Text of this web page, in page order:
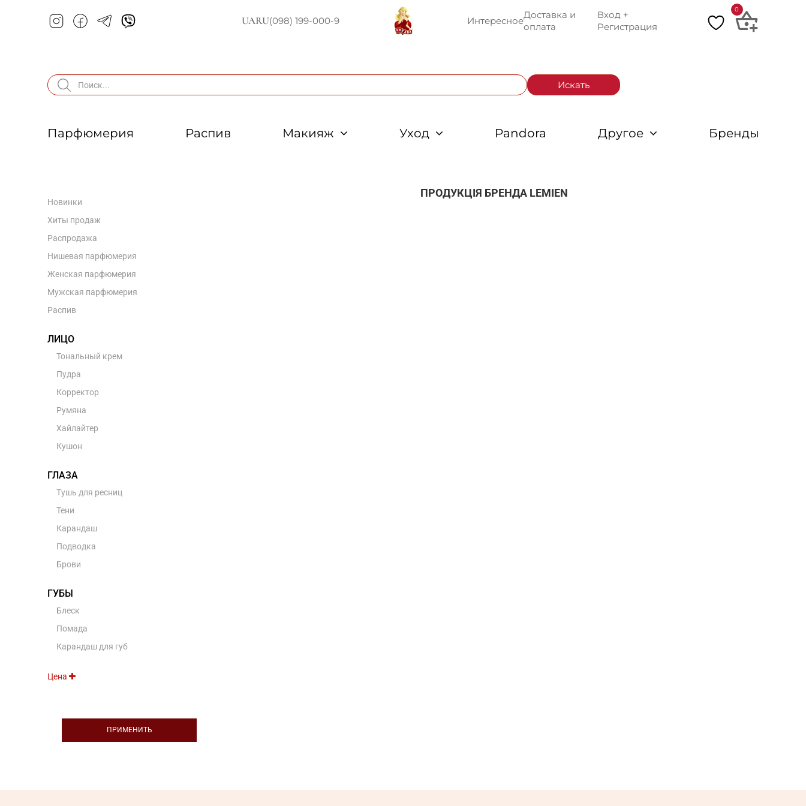
UARU(098) 199-000-9 Интересное
Доставка и
оплата
Вход +
Регистрация
0
Искать
Парфюмерия Распив Макияж Уход Pandora Другое Бренды
Новинки
Хиты продаж
Распродажа
Нишевая парфюмерия
Женская парфюмерия
Мужская парфюмерия
Распив
ЛИЦО
Тональный крем
Пудра
Корректор
Румяна
Хайлайтер
Кушон
ГЛАЗА
Тушь для ресниц
Тени
Карандаш
Подводка
Брови
ГУБЫ
Блеск
Помада
Карандаш для губ
Цена
ПРИМЕНИТЬ
ПРОДУКЦІЯ БРЕНДА LEMIEN